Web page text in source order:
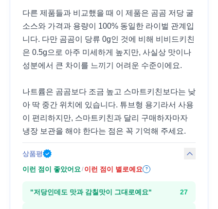
다른 제품들과 비교했을 때 이 제품은 곰곰 저당 굴
소스와 가격과 용량이 100% 동일한 라이벌 관계입
니다. 다만 곰곰이 당류 0g인 것에 비해 비비드키친
은 0.5g으로 아주 미세하게 높지만, 사실상 맛이나
성분에서 큰 차이를 느끼기 어려운 수준이에요.
나트륨은 곰곰보다 조금 높고 스마트키친보다는 낮
아 딱 중간 위치에 있습니다. 튜브형 용기라서 사용
이 편리하지만, 스마트키친과 달리 구매하자마자
냉장 보관을 해야 한다는 점은 꼭 기억해 주세요.
상품평
이런 점이 좋았어요/ 이런 점이 별로예요 ?
"저당인데도 맛과 감칠맛이 그대로예요" 27